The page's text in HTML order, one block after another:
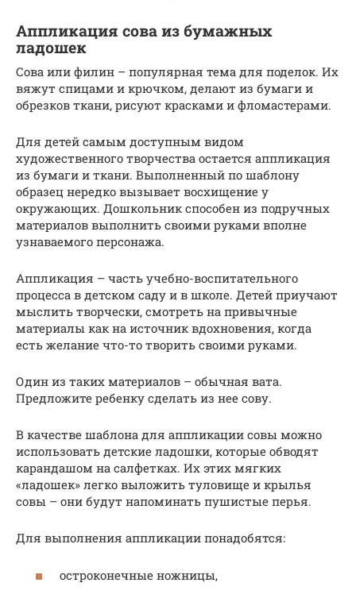
Аппликация сова из бумажных
ладошек
Сова или филин – популярная тема для поделок. Их
вяжут спицами и крючком, делают из бумаги и
обрезков ткани, рисуют красками и фломастерами.
Для детей самым доступным видом
художественного творчества остается аппликация
из бумаги и ткани. Выполненный по шаблону
образец нередко вызывает восхищение у
окружающих. Дошкольник способен из подручных
материалов выполнить своими руками вполне
узнаваемого персонажа.
Аппликация – часть учебно-воспитательного
процесса в детском саду и в школе. Детей приучают
мыслить творчески, смотреть на привычные
материалы как на источник вдохновения, когда
есть желание что-то творить своими руками.
Один из таких материалов – обычная вата.
Предложите ребенку сделать из нее сову.
В качестве шаблона для аппликации совы можно
использовать детские ладошки, которые обводят
карандашом на салфетках. Их этих мягких
«ладошек» легко выложить туловище и крылья
совы – они будут напоминать пушистые перья.
Для выполнения аппликации понадобятся:
остроконечные ножницы,